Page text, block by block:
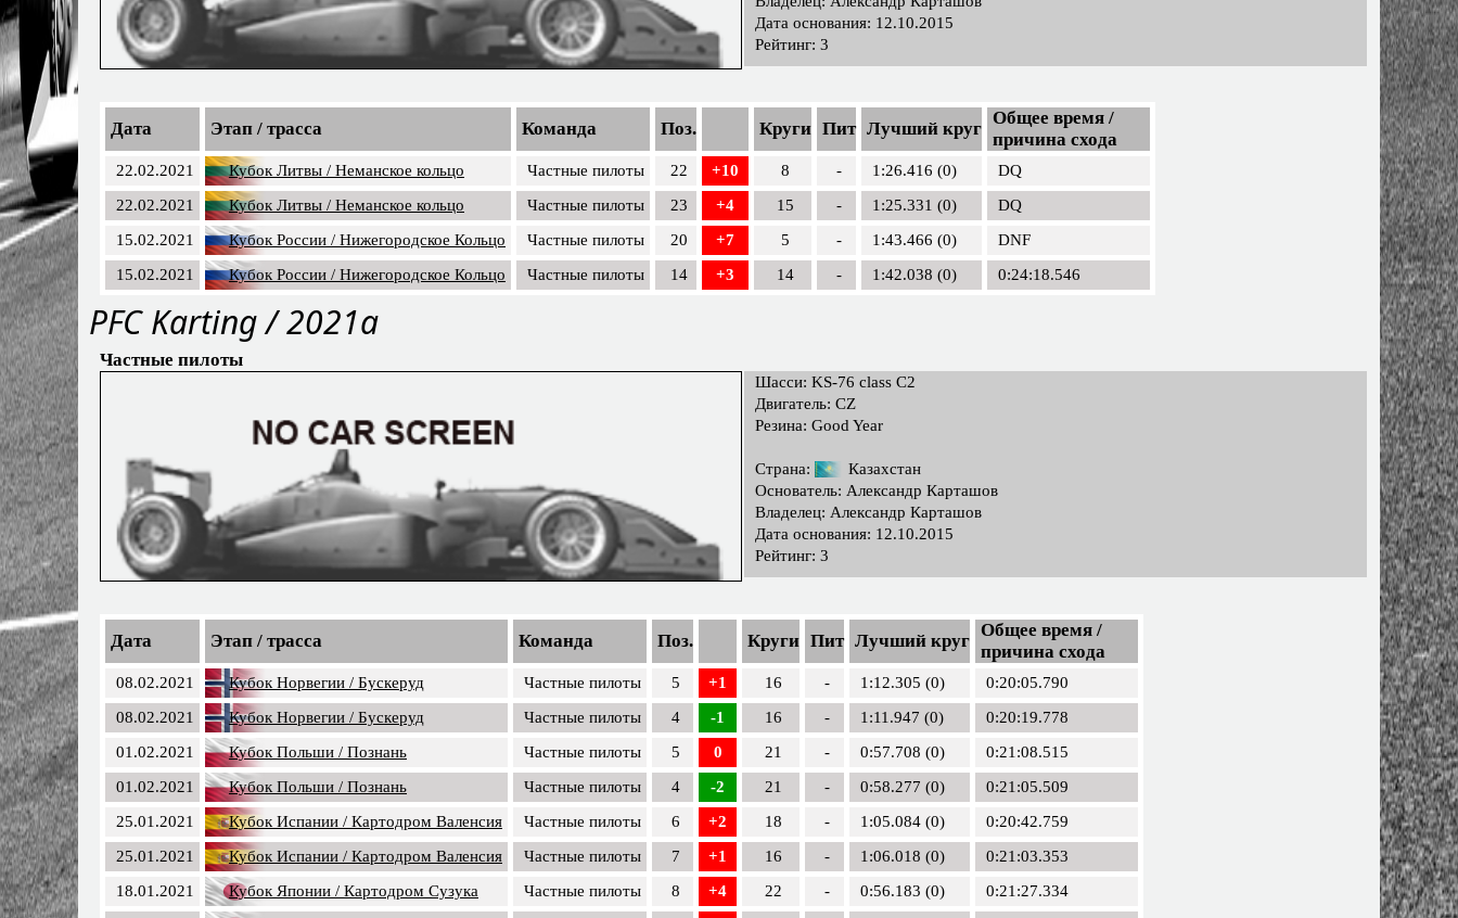
Дата основания: 12.10.2015
Рейтинг: 3
Дата Этап / трасса Команда Поз. Круги Пит Лучший круг
Общее время /
причина схода
22.02.2021 Кубок Литвы / Неманское кольцо Частные пилоты 22 +10 8 - 1:26.416 (0)
DQ
22.02.2021
Кубок Литвы / Неманское кольцо Частные пилоты 23 +4 15 - 1:25.331 (0)
DQ
15.02.2021
Кубок России / Нижегородское Кольцо Частные пилоты 20 +7 5 - 1:43.466 (0)
DNF
15.02.2021
Кубок России / Нижегородское Кольцо Частные пилоты 14 +3 14 - 1:42.038 (0) 0:24:18.546
PFС Karting / 2021a
Частные пилоты
Шасси: KS-76 class C2
Двигатель: CZ
Резина: Good Year
Страна:
Казахстан
Основатель: Александр Карташов
Владелец: Александр Карташов
Дата основания: 12.10.2015
Рейтинг: 3
Дата Этап / трасса Команда Поз. Круги Пит Лучший круг
Общее время /
причина схода
08.02.2021 Кубок Норвегии / Бускеруд Частные пилоты 5 +1 16 - 1:12.305 (0)
0:20:05.790
08.02.2021
Кубок Норвегии / Бускеруд Частные пилоты 4 -1 16 - 1:11.947 (0)
0:20:19.778
01.02.2021
Кубок Польши / Познань Частные пилоты 5 0 21 - 0:57.708 (0)
0:21:08.515
01.02.2021
Кубок Польши / Познань Частные пилоты 4 -2 21 - 0:58.277 (0)
0:21:05.509
25.01.2021
Кубок Испании / Картодром Валенсия Частные пилоты 6 +2 18 - 1:05.084 (0)
0:20:42.759
25.01.2021
Кубок Испании / Картодром Валенсия Частные пилоты 7 +1 16 - 1:06.018 (0)
0:21:03.353
18.01.2021
Кубок Японии / Картодром Сузука Частные пилоты 8 +4 22 - 0:56.183 (0)
0:21:27.334